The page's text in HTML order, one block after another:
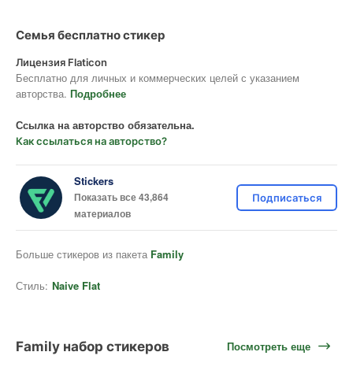
Семья бесплатно стикер
Лицензия Flaticon
Бесплатно для личных и коммерческих целей с указанием
авторства. Подробнее
Ссылка на авторство обязательна.
Как ссылаться на авторство?
Stickers
Показать все 43,864
материалов
Подписаться
Больше стикеров из пакета Family
Стиль: Naive Flat
Family набор стикеров Посмотреть еще